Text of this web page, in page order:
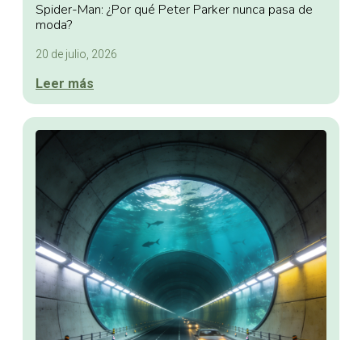
Spider-Man: ¿Por qué Peter Parker nunca pasa de
moda?
20 de julio, 2026
Leer más